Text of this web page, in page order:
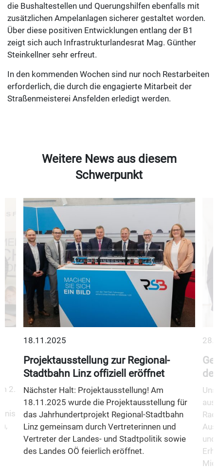
die Bushaltestellen und Querungshilfen ebenfalls mit
zusätzlichen Ampelanlagen sicherer gestaltet worden.
Über diese positiven Entwicklungen entlang der B1
zeigt sich auch Infrastrukturlandesrat Mag. Günther
Steinkellner sehr erfreut.
In den kommenden Wochen sind nur noch Restarbeiten
erforderlich, die durch die engagierte Mitarbeit der
Straßenmeisterei Ansfelden erledigt werden.
Weitere News aus diesem
Schwerpunkt
2.
18.11.2025
Projektausstellung zur Regional-
Stadtbahn Linz offiziell eröffnet
Nächster Halt: Projektausstellung! Am
18.11.2025 wurde die Projektausstellung für
das Jahrhundertprojekt Regional-Stadtbahn
Linz gemeinsam durch Vertreterinnen und
Vertreter der Landes- und Stadtpolitik sowie
des Landes OÖ feierlich eröffnet.